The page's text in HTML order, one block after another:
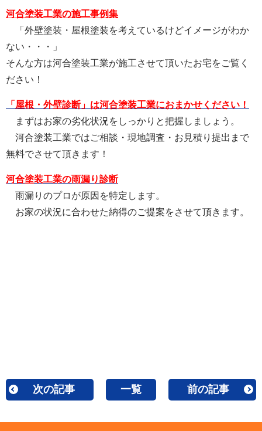
河合塗装工業の施工事例集
「外壁塗装・屋根塗装を考えているけどイメージがわか
ない・・・」
そんな方は河合塗装工業が施工させて頂いたお宅をご覧く
ださい！
「屋根・外壁診断」は河合塗装工業におまかせください！
まずはお家の劣化状況をしっかりと把握しましょう。
河合塗装工業ではご相談・現地調査・お見積り提出まで
無料でさせて頂きます！
河合塗装工業の雨漏り診断
雨漏りのプロが原因を特定します。
お家の状況に合わせた納得のご提案をさせて頂きます。
次の記事 一覧 前の記事